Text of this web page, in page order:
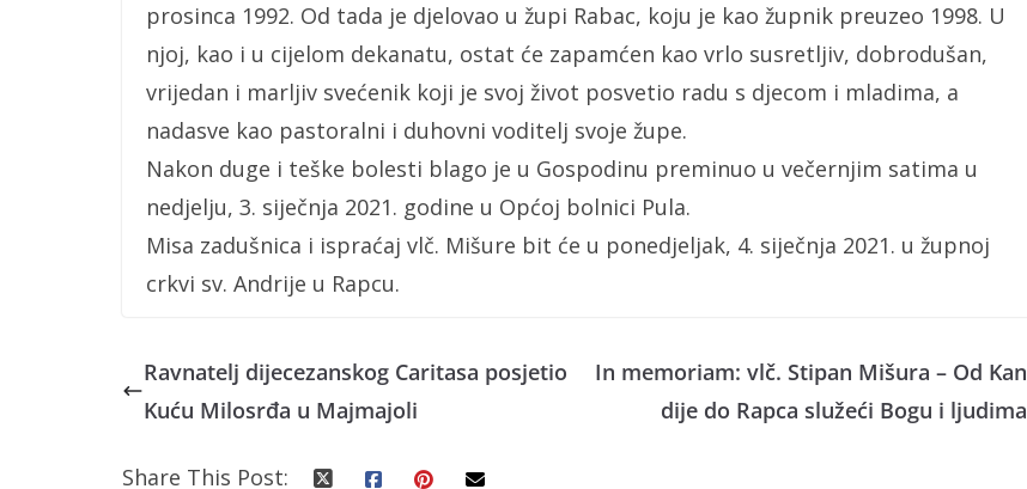
prosinca 1992. Od tada je djelovao u župi Rabac, koju je kao župnik preuzeo 1998. U
njoj, kao i u cijelom dekanatu, ostat će zapamćen kao vrlo susretljiv, dobrodušan,
vrijedan i marljiv svećenik koji je svoj život posvetio radu s djecom i mladima, a
nadasve kao pastoralni i duhovni voditelj svoje župe.
Nakon duge i teške bolesti blago je u Gospodinu preminuo u večernjim satima u
nedjelju, 3. siječnja 2021. godine u Općoj bolnici Pula.
Misa zadušnica i ispraćaj vlč. Mišure bit će u ponedjeljak, 4. siječnja 2021. u župnoj
crkvi sv. Andrije u Rapcu.
Ravnatelj dijecezanskog Caritasa posjetio
Kuću Milosrđa u Majmajoli
In memoriam: vlč. Stipan Mišura – Od Kan
dije do Rapca služeći Bogu i ljudima
Share This Post: